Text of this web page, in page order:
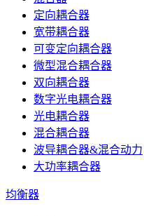
定向耦合器
宽带耦合器
可变定向耦合器
微型混合耦合器
双向耦合器
数字光电耦合器
光电耦合器
混合耦合器
波导耦合器&混合动力
大功率耦合器
均衡器